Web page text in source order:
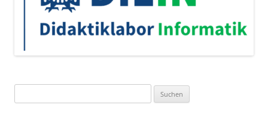
nach: